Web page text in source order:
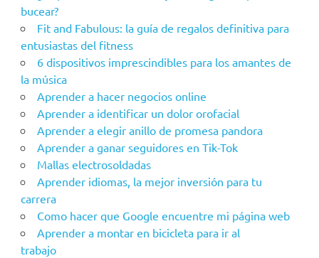
bucear?
Fit and Fabulous: la guía de regalos definitiva para
entusiastas del fitness
6 dispositivos imprescindibles para los amantes de
la música
Aprender a hacer negocios online
Aprender a identificar un dolor orofacial
Aprender a elegir anillo de promesa pandora
Aprender a ganar seguidores en Tik-Tok
Mallas electrosoldadas
Aprender idiomas, la mejor inversión para tu
carrera
Como hacer que Google encuentre mi página web
Aprender a montar en bicicleta para ir al
trabajo